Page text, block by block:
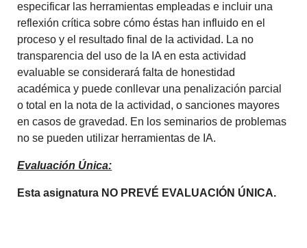
especificar las herramientas empleadas e incluir una
reflexión crítica sobre cómo éstas han influido en el
proceso y el resultado final de la actividad. La no
transparencia del uso de la IA en esta actividad
evaluable se considerará falta de honestidad
académica y puede conllevar una penalización parcial
o total en la nota de la actividad, o sanciones mayores
en casos de gravedad. En los seminarios de problemas
no se pueden utilizar herramientas de IA.
Evaluación Única:
Esta asignatura NO PREVÉ EVALUACIÓN ÚNICA.